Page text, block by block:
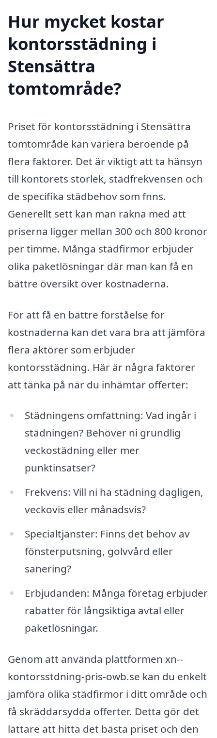
Hur mycket kostar
kontorsstädning i
Stensättra
tomtområde?
Priset för kontorsstädning i Stensättra
tomtområde kan variera beroende på
flera faktorer. Det är viktigt att ta hänsyn
till kontorets storlek, städfrekvensen och
de specifika städbehov som fnns.
Generellt sett kan man räkna med att
priserna ligger mellan 300 och 800 kronor
per timme. Många städfirmor erbjuder
olika paketlösningar där man kan få en
bättre översikt över kostnaderna.
För att få en bättre förståelse för
kostnaderna kan det vara bra att jämföra
flera aktörer som erbjuder
kontorsstädning. Här är några faktorer
att tänka på när du inhämtar offerter:
Städningens omfattning: Vad ingår i
städningen? Behöver ni grundlig
veckostädning eller mer
punktinsatser?
Frekvens: Vill ni ha städning dagligen,
veckovis eller månadsvis?
Specialtjänster: Finns det behov av
fönsterputsning, golvvård eller
sanering?
Erbjudanden: Många företag erbjuder
rabatter för långsiktiga avtal eller
paketlösningar.
Genom att använda plattformen xn--
kontorsstdning-pris-owb.se kan du enkelt
jämföra olika städfirmor i ditt område och
få skräddarsydda offerter. Detta gör det
lättare att hitta det bästa priset och den